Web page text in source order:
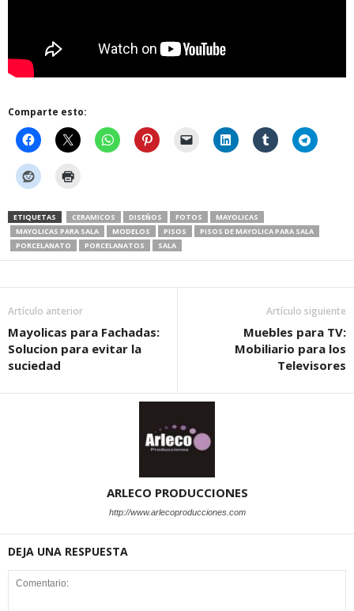
Comparte esto:
ETIQUETAS CERAMICOS DISEÑOS FOTOS
MAYOLICAS
MAYOLICAS PARA SALA
MODELOS PISOS
PISOS DE MAYOLICA PARA SALA
PORCELANATO
PORCELANATOS SALA
Artículo anterior
Mayolicas para Fachadas:
Solucion para evitar la
suciedad
Artículo siguiente
Muebles para TV:
Mobiliario para los
Televisores
ARLECO PRODUCCIONES
http://www.arlecoproducciones.com
DEJA UNA RESPUESTA